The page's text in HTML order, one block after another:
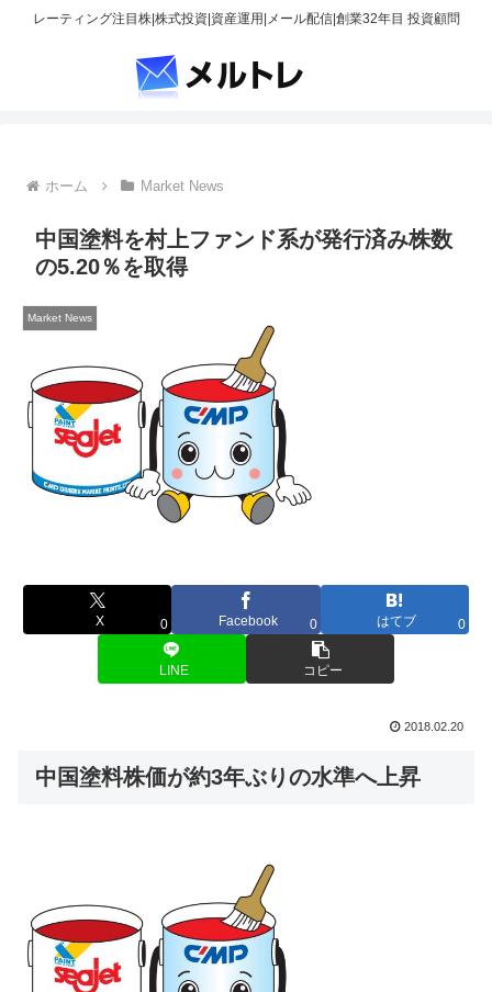
レーティング注目株|株式投資|資産運用|メール配信|創業32年目 投資顧問
ホーム Market News
中国塗料を村上ファンド系が発行済み株数
の5.20％を取得
Market News
X 0 Facebook 0 はてブ 0
LINE コピー
2018.02.20
中国塗料株価が約3年ぶりの水準へ上昇